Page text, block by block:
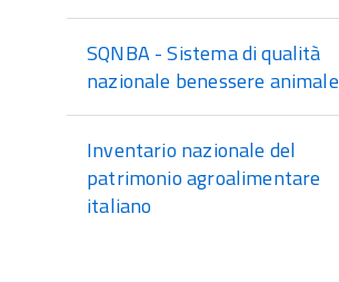
SQNBA - Sistema di qualità
nazionale benessere animale
Inventario nazionale del
patrimonio agroalimentare
italiano